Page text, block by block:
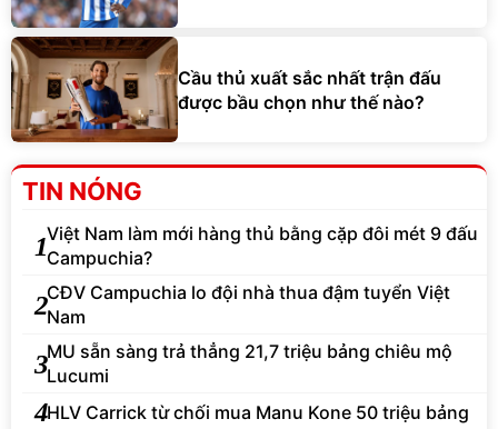
Cầu thủ xuất sắc nhất trận đấu
được bầu chọn như thế nào?
TIN NÓNG
1Việt Nam làm mới hàng thủ bằng cặp đôi mét 9 đấu
Campuchia?
2CĐV Campuchia lo đội nhà thua đậm tuyển Việt
Nam
3MU sẵn sàng trả thẳng 21,7 triệu bảng chiêu mộ
Lucumi
4HLV Carrick từ chối mua Manu Kone 50 triệu bảng